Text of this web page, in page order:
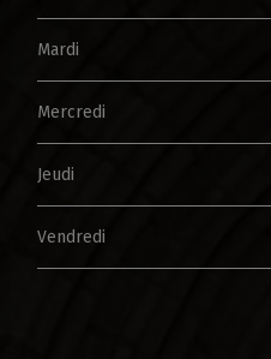
Mardi
Mercredi
Jeudi
Vendredi